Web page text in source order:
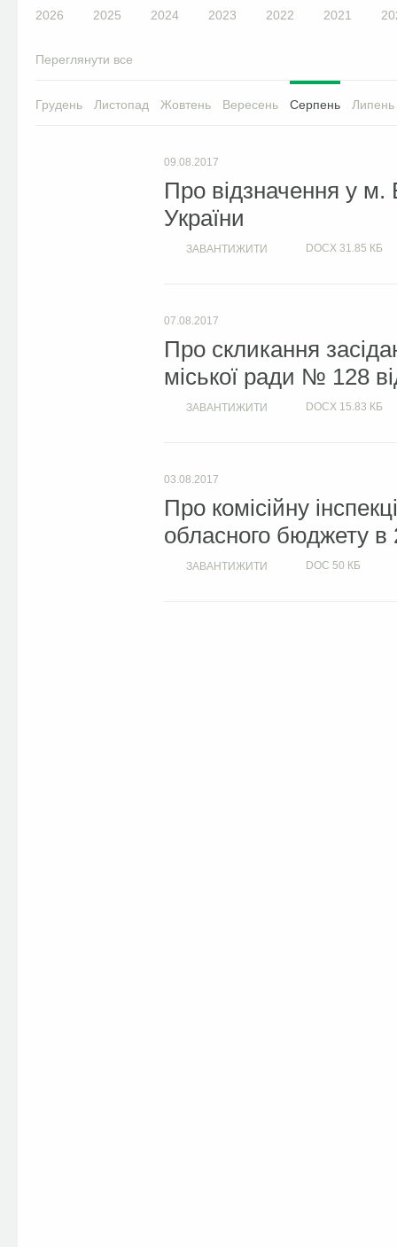
2026 2025 2024 2023 2022 2021
Переглянути все
Грудень Листопад Жовтень Вересень Серпень Липень
09.08.2017
Про відзначення у м.
України
ЗАВАНТИЖИТИ DOCX 31.85 КБ
07.08.2017
Про скликання
міської ради № 128
ЗАВАНТИЖИТИ DOCX 15.83 КБ
03.08.2017
Про комісійну
обласного бюджету в
ЗАВАНТИЖИТИ DOC 50 КБ